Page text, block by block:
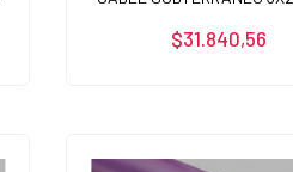
$31.840,56